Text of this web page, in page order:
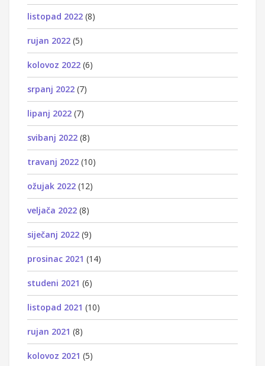
listopad 2022 (8)
rujan 2022 (5)
kolovoz 2022 (6)
srpanj 2022 (7)
lipanj 2022 (7)
svibanj 2022 (8)
travanj 2022 (10)
ožujak 2022 (12)
veljača 2022 (8)
siječanj 2022 (9)
prosinac 2021 (14)
studeni 2021 (6)
listopad 2021 (10)
rujan 2021 (8)
kolovoz 2021 (5)